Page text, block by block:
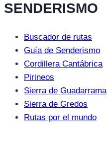
SENDERISMO
Buscador de rutas
Guía de Senderismo
Cordillera Cantábrica
Pirineos
Sierra de Guadarrama
Sierra de Gredos
Rutas por el mundo